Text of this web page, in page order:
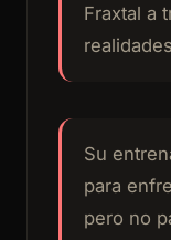
Fraxtal a
Su
para
pero no